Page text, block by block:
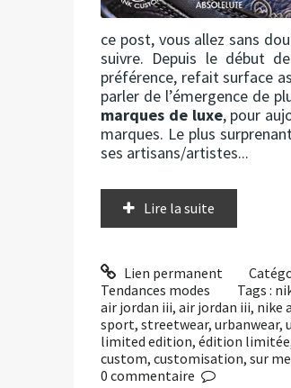
ce post, vous allez sans
suivre. Depuis le début
préférence, refait surface
parler de l’émergence de
marques de luxe, pour
marques. Le plus
ses artisans/artistes...
Lire la suite
Lien permanent
Tendances modes
Tags :
air jordan iii, air jordan iii, nike
sport, streetwear, urbanwear,
limited edition, édition limitée
custom, customisation, sur
0 commentaire